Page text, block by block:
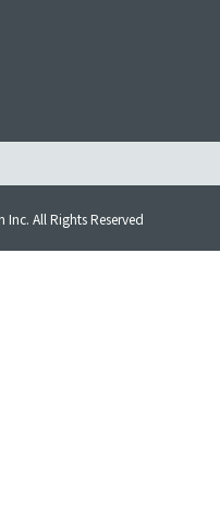
All Rights Reserved